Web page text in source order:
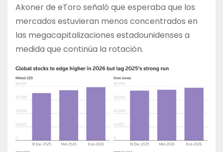
Akoner de eToro señaló que esperaba que los
mercados estuvieran menos concentrados en
las megacapitalizaciones estadounidenses a
medida que continúa la rotación.